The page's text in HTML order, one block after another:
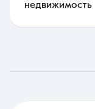
недвижимость